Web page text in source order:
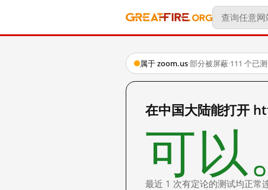
属于 zoom.us·部分被屏蔽·111 个已
在中国大陆能打开
可以。
最近 1 次有定论的测试均正常连